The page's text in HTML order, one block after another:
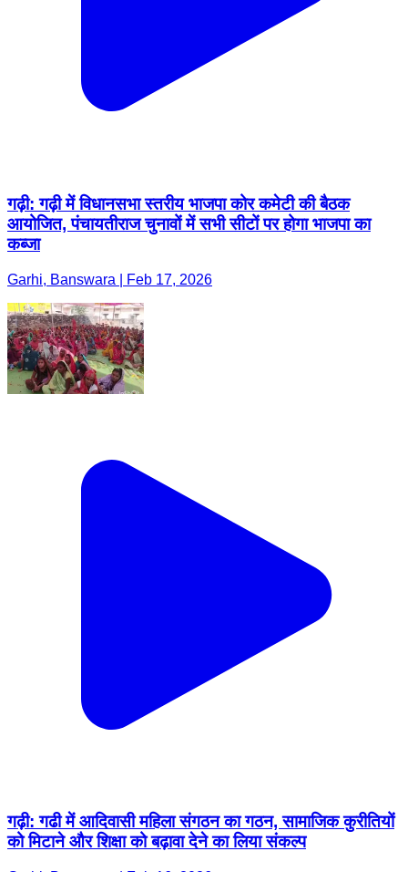
गढ़ी: गढ़ी में विधानसभा स्तरीय भाजपा कोर कमेटी की बैठक
आयोजित, पंचायतीराज चुनावों में सभी सीटों पर होगा भाजपा का
कब्जा
Garhi, Banswara | Feb 17, 2026
गढ़ी: गढी में आदिवासी महिला संगठन का गठन, सामाजिक कुरीतियों
को मिटाने और शिक्षा को बढ़ावा देने का लिया संकल्प